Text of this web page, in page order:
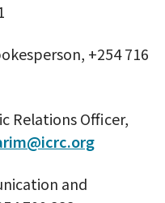
+254 716
Relations Officer,
and